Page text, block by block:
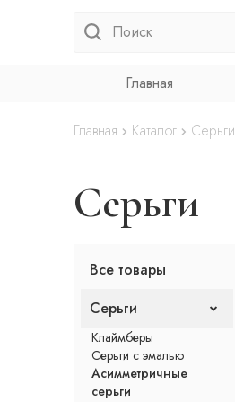
Главная
Главная Каталог Серьги
Серьги
Все товары
Серьги
Клаймберы
Серьги с эмалью
Асимметричные
серьги